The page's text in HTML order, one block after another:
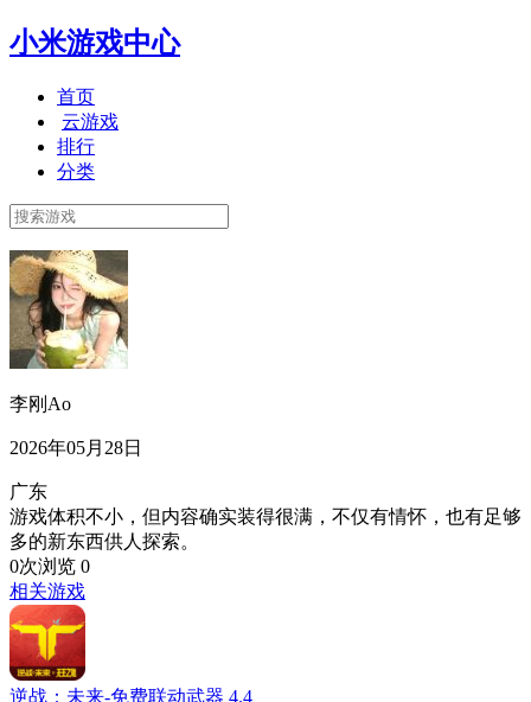
小米游戏中心
首页
云游戏
排行
分类
李刚Ao
2026年05月28日
广东
游戏体积不小，但内容确实装得很满，不仅有情怀，也有足够
多的新东西供人探索。
0次浏览 0
相关游戏
逆战：未来-免费联动武器 4.4